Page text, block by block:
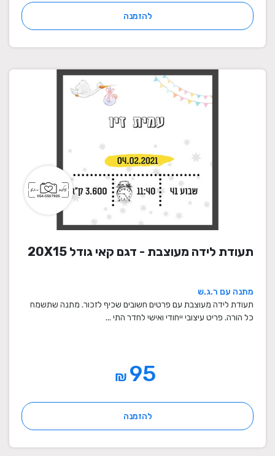
להזמנה
תעודת לידה מעוצבת - דגם קאי גודל 20X15
מתנה עם ר.ג.ש
תעודת לידה מעוצבת עם פרטים חשובים שכיף לזכור. מתנה שתשמח
כל הורה. פריט עיצובי ייחודי ואישי לחדר התי ...
₪
להזמנה